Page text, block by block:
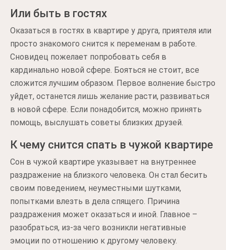
Или быть в гостях
Оказаться в гостях в квартире у друга, приятеля или
просто знакомого снится к переменам в работе.
Сновидец пожелает попробовать себя в
кардинально новой сфере. Бояться не стоит, все
сложится лучшим образом. Первое волнение быстро
уйдет, останется лишь желание расти, развиваться
в новой сфере. Если понадобится, можно принять
помощь, выслушать советы близких друзей.
К чему снится спать в чужой квартире
Сон в чужой квартире указывает на внутреннее
раздражение на близкого человека. Он стал бесить
своим поведением, неуместными шутками,
попытками влезть в дела спящего. Причина
раздражения может оказаться и иной. Главное –
разобраться, из-за чего возникли негативные
эмоции по отношению к другому человеку.